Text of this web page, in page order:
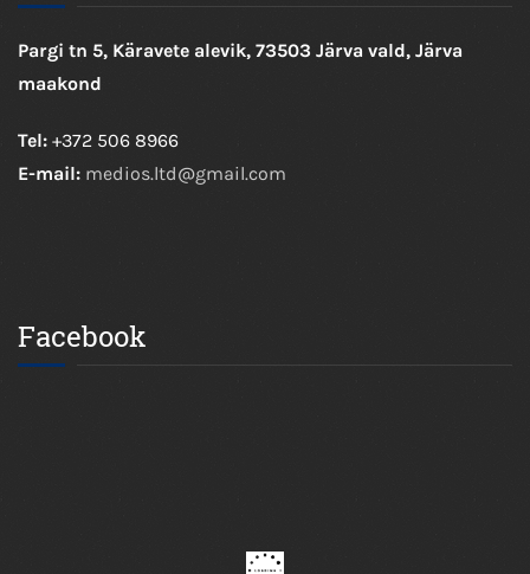
Pargi tn 5, Käravete alevik, 73503 Järva vald, Järva
maakond
Tel: +372 506 8966
E-mail: medios.ltd@gmail.com
Facebook